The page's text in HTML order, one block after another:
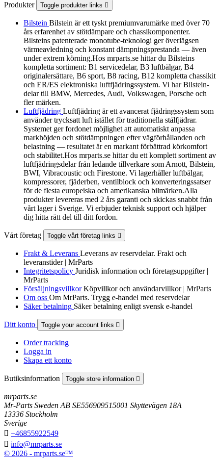
Produkter Toggle produkter links 
Bilstein Bilstein är ett tyskt premiumvarumärke med över 70
års erfarenhet av stötdämpare och chassikomponenter.
Bilsteins patenterade monotube-teknologi ger överlägsen
värmeavledning och konstant dämpningsprestanda — även
under extrem körning.Hos mrparts.se hittar du Bilsteins
kompletta sortiment: B1 servicedelar, B3 luftbälgar, B4
originalersättare, B6 sport, B8 racing, B12 kompletta chassikit
och ER/ES elektroniska luftfjädringssystem. Vi har Bilstein-
delar till BMW, Mercedes, Audi, Volkswagen, Porsche och
fler märken.
Luftfjädring Luftfjädring är ett avancerat fjädringssystem som
använder trycksatt luft istället för traditionella stålfjädrar.
Systemet ger fordonet möjlighet att automatiskt anpassa
markhöjden och stötdämpningen efter vägförhållanden och
belastning — resultatet är en markant förbättrad körkomfort
och stabilitet.Hos mrparts.se hittar du ett komplett sortiment av
luftfjädringsdelar från ledande tillverkare som Arnott, Bilstein,
BWI, Vibracoustic och Firestone. Vi lagerhåller luftbälgar,
kompressorer, fjäderben, ventilblock och konverteringssatser
för de flesta europeiska och amerikanska bilmärken.Alla
produkter levereras med 2 års garanti och skickas snabbt från
vårt lager i Sverige. Vi erbjuder teknisk support och hjälper
dig hitta rätt del till ditt fordon.
Vårt företag Toggle vårt företag links 
Frakt & Leverans Leverans av reservdelar. Frakt och
leveranstider | MrParts
Integritetspolicy Juridisk information och företagsuppgifter |
MrParts
FörsäljningsvillkorKöpvillkor och användarvillkor | MrParts
Om oss Om MrParts. Trygg e-handel med reservdelar
Säker betalning Säker betalning enligt svensk e-handel
Ditt konto Toggle your account links 
Order tracking
Logga in
Skapa ett konto
Butiksinformation Toggle store information 
mrparts.se
Mr-Parts Sweden AB SE556909515001 Skyttevägen 18A
13336 Stockholm
Sverige
 +46855922549
 info@mrparts.se
© 2026 - mrparts.se™